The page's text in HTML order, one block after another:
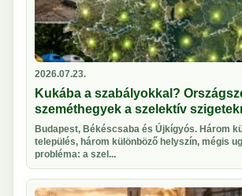
2026.07.23.
Kukába a szabályokkal?
szeméthegyek a szelektív
Budapest, Békéscsaba és Újkígyós. Három
település, három különböző helyszín, mégis
probléma: a szel...